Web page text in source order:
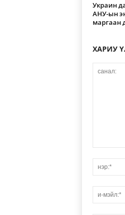
Украин
АНУ-ын
маргаан
ХАРИУ